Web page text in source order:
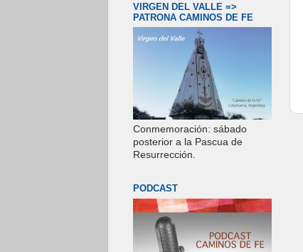
VIRGEN DEL VALLE =>
PATRONA CAMINOS DE FE
Conmemoración: sábado
posterior a la Pascua de
Resurrección.
PODCAST